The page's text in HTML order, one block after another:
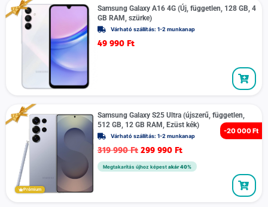
Samsung Galaxy A16 4G (Új, független, 128 GB, 4
GB RAM, szürke)
Várható szállítás: 1-2 munkanap
49 990 Ft
-20 000 Ft
Prémium
Samsung Galaxy S25 Ultra (újszerű, független,
512 GB, 12 GB RAM, Ezüst kék)
Várható szállítás: 1-2 munkanap
319 990Ft 299 990 Ft
Megtakarítás újhoz képest akár 40%